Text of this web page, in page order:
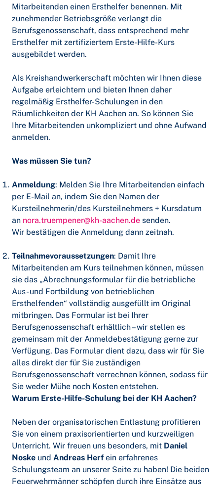
Mitarbeitenden einen Ersthelfer benennen. Mit
zunehmender Betriebsgröße verlangt die
Berufsgenossenschaft, dass entsprechend mehr
Ersthelfer mit zertifiziertem Erste-Hilfe-Kurs
ausgebildet werden.
Als Kreishandwerkerschaft möchten wir Ihnen diese
Aufgabe erleichtern und bieten Ihnen daher
regelmäßig Ersthelfer-Schulungen in den
Räumlichkeiten der KH Aachen an. So können Sie
Ihre Mitarbeitenden unkompliziert und ohne Aufwand
anmelden.
Was müssen Sie tun?
Anmeldung: Melden Sie Ihre Mitarbeitenden einfach
per E-Mail an, indem Sie den Namen der
Kursteilnehmerin/des Kursteilnehmers + Kursdatum
an nora.truempener@kh-aachen.de senden.
Wir bestätigen die Anmeldung dann zeitnah.
Teilnahmevoraussetzungen: Damit Ihre
Mitarbeitenden am Kurs teilnehmen können, müssen
sie das „Abrechnungsformular für die betriebliche
Aus- und Fortbildung von betrieblichen
Ersthelfenden“ vollständig ausgefüllt im Original
mitbringen. Das Formular ist bei Ihrer
Berufsgenossenschaft erhältlich – wir stellen es
gemeinsam mit der Anmeldebestätigung gerne zur
Verfügung. Das Formular dient dazu, dass wir für Sie
alles direkt der für Sie zuständigen
Berufsgenossenschaft verrechnen können, sodass für
Sie weder Mühe noch Kosten entstehen.
Warum Erste-Hilfe-Schulung bei der KH Aachen?
Neben der organisatorischen Entlastung profitieren
Sie von einem praxisorientierten und kurzweiligen
Unterricht. Wir freuen uns besonders, mit Daniel
Noske und Andreas Herf ein erfahrenes
Schulungsteam an unserer Seite zu haben! Die beiden
Feuerwehrmänner schöpfen durch ihre Einsätze aus